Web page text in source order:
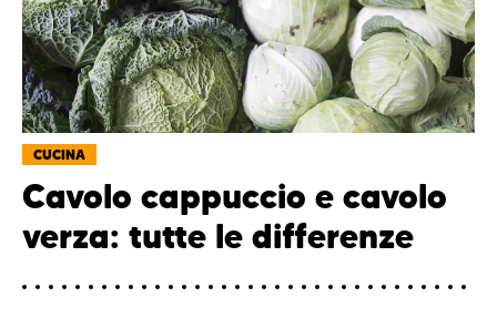
CUCINA
Cavolo cappuccio e cavolo
verza: tutte le differenze